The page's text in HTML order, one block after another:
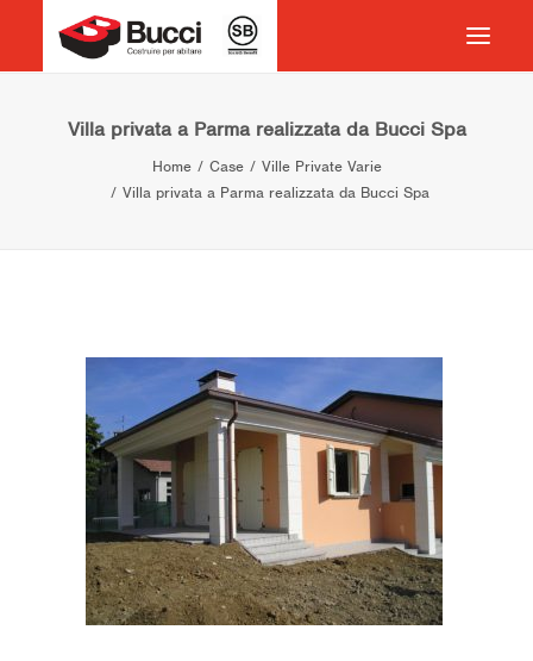
HOME
COSTRUIRE PER ABITARE
CONTATTI
VOCABOLARIO
RICERCA
Villa privata a Parma realizzata da Bucci Spa
Home Case
Ville Private Varie
Villa privata a Parma realizzata da Bucci Spa